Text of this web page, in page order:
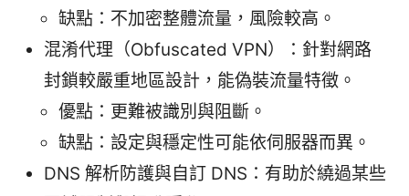
缺點：不加密整體流量，風險較高。
混淆代理（Obfuscated VPN）：針對網路
封鎖較嚴重地區設計，能偽裝流量特徵。
優點：更難被識別與阻斷。
缺點：設定與穩定性可能依伺服器而異。
DNS 解析防護與自訂 DNS：有助於繞過某些